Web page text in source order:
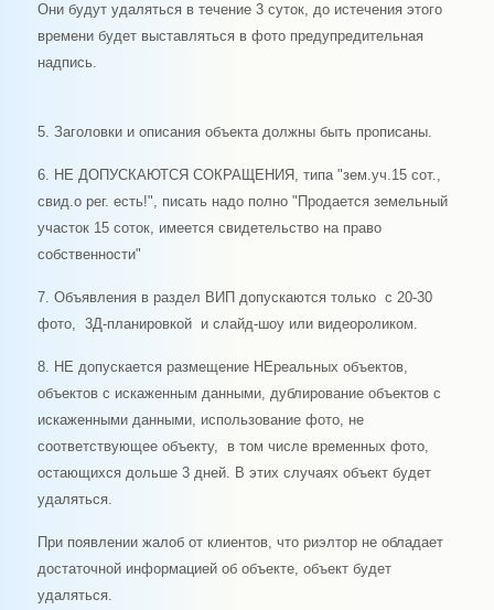
Они будут удаляться в течение 3 суток, до истечения этого
времени будет выставляться в фото предупредительная
надпись.
5. Заголовки и описания объекта должны быть прописаны.
6. НЕ ДОПУСКАЮТСЯ СОКРАЩЕНИЯ, типа "зем.уч.15 сот.,
свид.о рег. есть!", писать надо полно "Продается земельный
участок 15 соток, имеется свидетельство на право
собственности"
7. Объявления в раздел ВИП допускаются только с 20-30
фото, 3Д-планировкой и слайд-шоу или видеороликом.
8. НЕ допускается размещение НЕреальных объектов,
объектов с искаженным данными, дублирование объектов с
искаженными данными, использование фото, не
соответствующее объекту, в том числе временных фото,
остающихся дольше 3 дней. В этих случаях объект будет
удаляться.
При появлении жалоб от клиентов, что риэлтор не обладает
достаточной информацией об объекте, объект будет
удаляться.